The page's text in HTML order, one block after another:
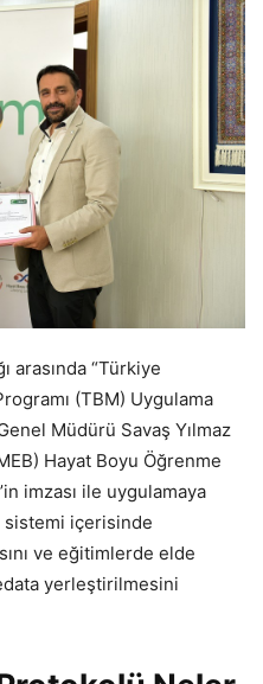
arasında “Türkiye
(TBM) Uygulama
Müdürü Savaş Yılmaz
Hayat Boyu Öğrenme
imzası ile uygulamaya
sistemi içerisinde
ve eğitimlerde elde
yerleştirilmesini